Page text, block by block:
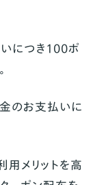
につき100ポ
のお支払いに
用メリットを高